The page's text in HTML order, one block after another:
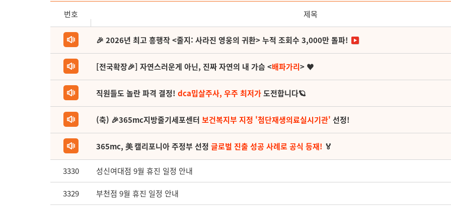
번호 제목
🎉 2026년 최고 흥행작 <줄지: 사라진 영웅의 귀환> 누적 조회수 3,000만 돌파!
[전국확장🎉] 자연스러운게 아닌, 진짜 자연의 내 가슴 <배파가리> ♥
직원들도 놀란 파격 결정! dca밉살주사, 우주 최저가도전합니다🪐
(축) 🎉365mc지방줄기세포센터 보건복지부 지정 '첨단재생의료실시기관' 선정!
365mc, 美 캘리포니아 주정부 선정 글로벌 진출 성공 사례로 공식 등재! 🏅
3330 성신여대점 9월 휴진 일정 안내
3329 부천점 9월 휴진 일정 안내